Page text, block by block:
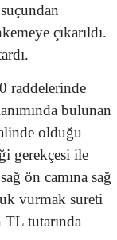
çıkarıldı.
raddelerinde
bulunan
olduğu
gerekçesi ile
ön camına sağ
vurmak sureti
TL tutarında